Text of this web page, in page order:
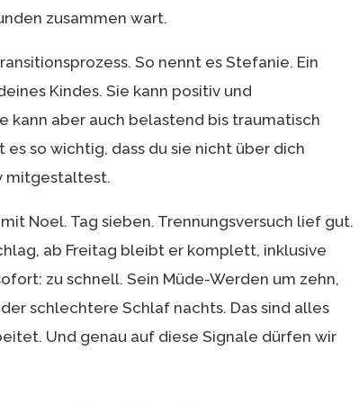
zusammen wart.
So nennt es Stefanie. Ein
Kindes. Sie kann positiv und
kann aber auch belastend bis traumatisch
es so wichtig, dass du sie nicht über dich
mitgestaltest.
Noel. Tag sieben. Trennungsversuch lief gut.
ab Freitag bleibt er komplett, inklusive
zu schnell. Sein Müde-Werden um zehn,
schlechtere Schlaf nachts. Das sind alles
Und genau auf diese Signale dürfen wir